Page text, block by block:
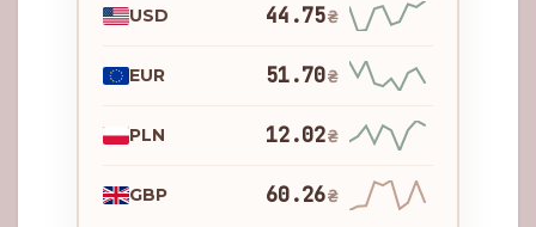
USD 44.75₴
EUR 51.70₴
PLN 12.02₴
GBP 60.26₴